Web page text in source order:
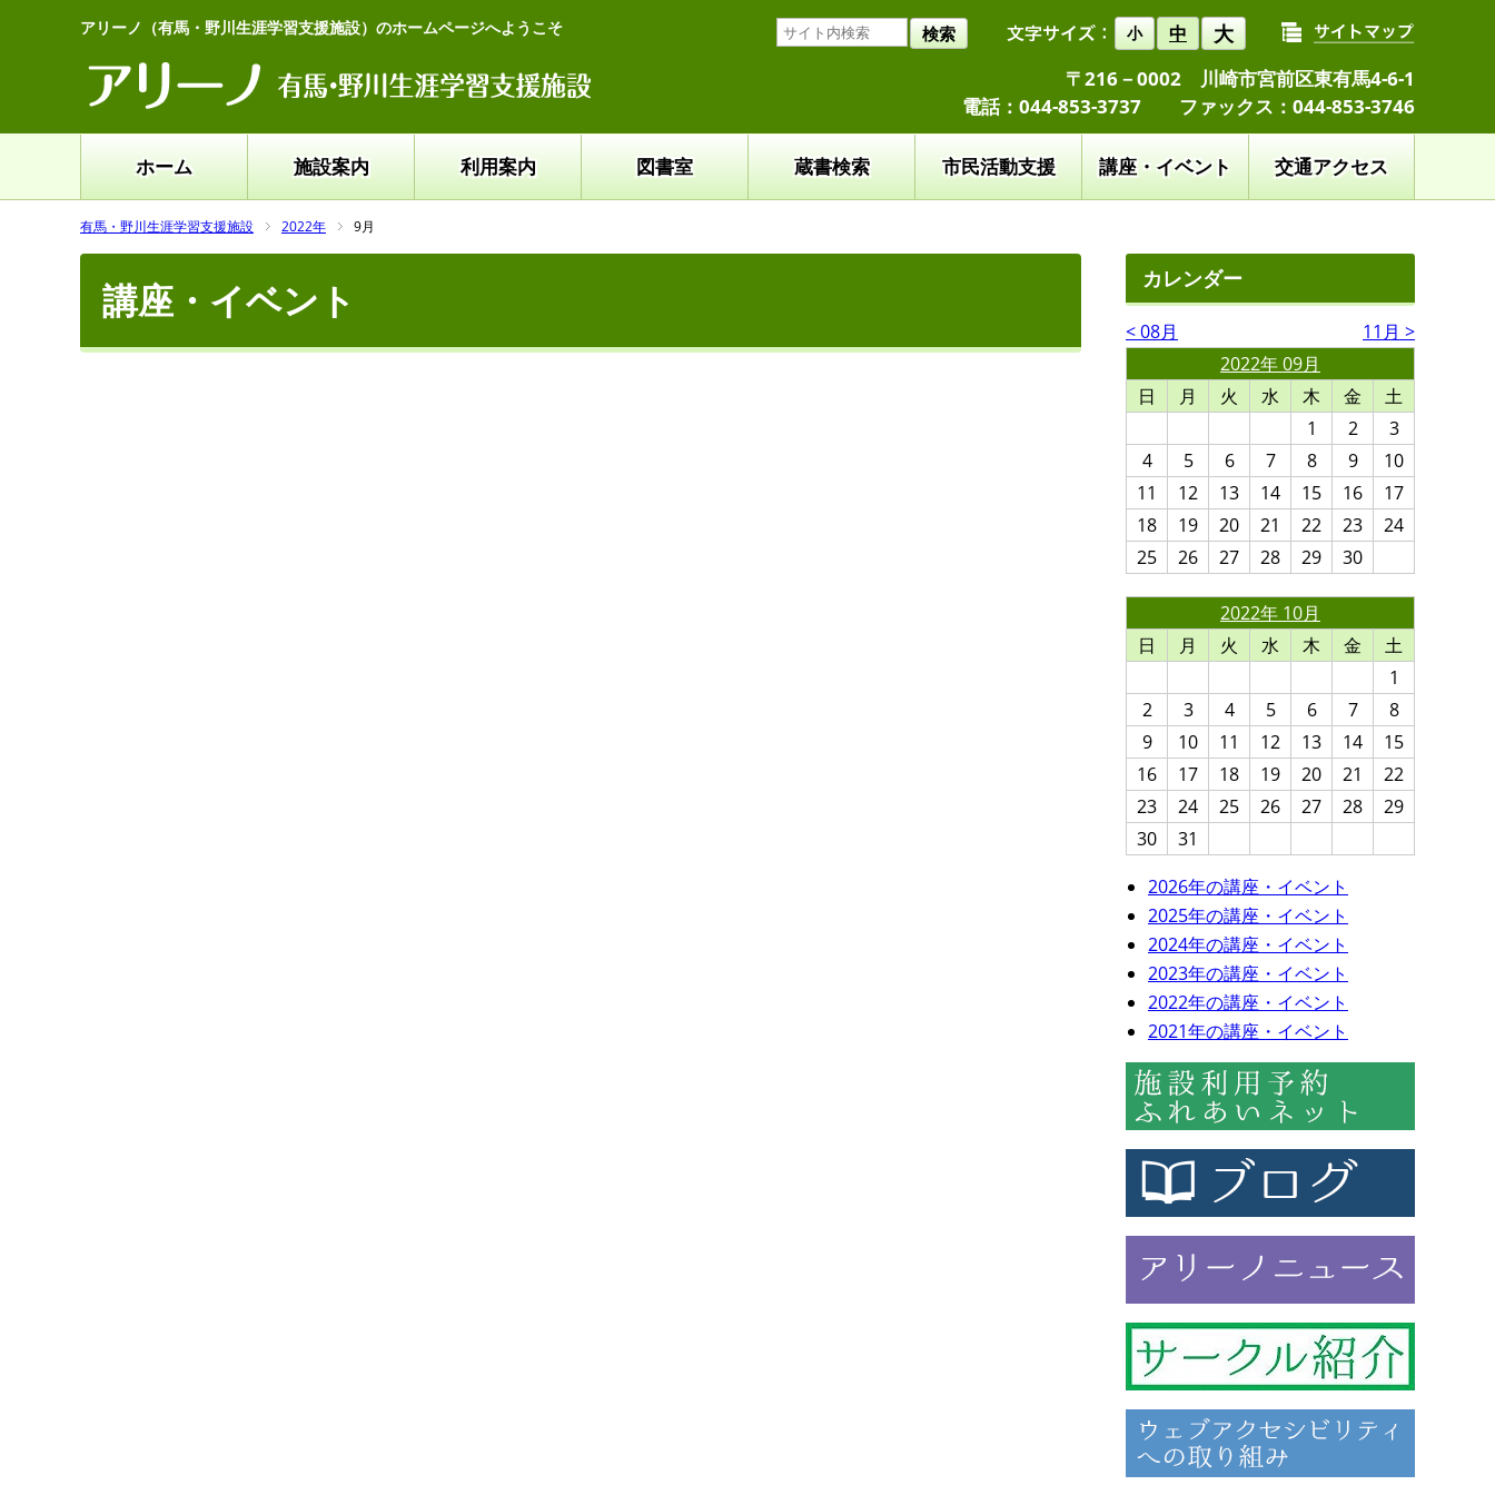
アリーノ（有馬・野川生涯学習支援施設）のホームページへようこそ 小 中 大
検索
〒216－0002 川崎市宮前区東有馬4-6-1
電話：044-853-3737 ファックス：044-853-3746
ホーム 施設案内 利用案内 図書室 蔵書検索 市民活動支援 講座・イベント 交通アクセス
有馬・野川生涯学習支援施設 2022年 9月
講座・イベント カレンダー
< 08月
11月 >
2022年 09月
日
月 火 水 木 金
土
1
2
3
4
5 6 7 8 9
10
11
12 13 14 15 16
17
18
19 20 21 22 23
24
25
26 27 28 29 30
2022年 10月
日
月 火 水 木 金
土
1
2
3 4 5 6 7
8
9
10 11 12 13 14
15
16
17 18 19 20 21
22
23
24 25 26 27 28
29
30
31
2026年の講座・イベント
2025年の講座・イベント
2024年の講座・イベント
2023年の講座・イベント
2022年の講座・イベント
2021年の講座・イベント